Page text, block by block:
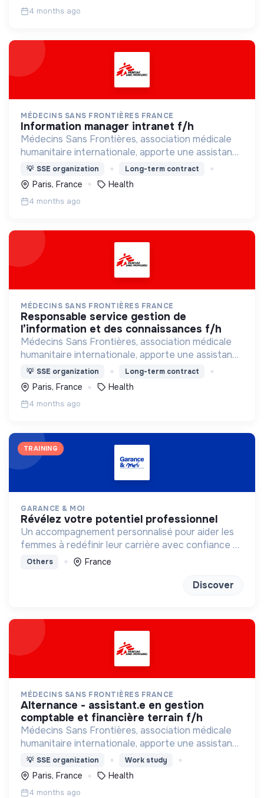
4 months ago
MÉDECINS SANS FRONTIÈRES FRANCE
information manager intranet f/h
Médecins Sans Frontières, association médicale
humanitaire internationale, apporte une assistance
médicale à des populations dont la vie est
menacée.
💡 SSE organization Long-term contract
Paris, France Health
4 months ago
MÉDECINS SANS FRONTIÈRES FRANCE
responsable service gestion de
l’information et des connaissances f/h
Médecins Sans Frontières, association médicale
humanitaire internationale, apporte une assistance
médicale à des populations dont la vie est
menacée.
💡 SSE organization Long-term contract
Paris, France Health
4 months ago
TRAINING
GARANCE & MOI
révélez votre potentiel professionnel
Un accompagnement personnalisé pour aider les
femmes à redéfinir leur carrière avec confiance et
clarté
Others France
Discover
MÉDECINS SANS FRONTIÈRES FRANCE
alternance - assistant.e en gestion
comptable et financière terrain f/h
Médecins Sans Frontières, association médicale
humanitaire internationale, apporte une assistance
médicale à des populations dont la vie est
menacée.
💡 SSE organization Work study
Paris, France Health
4 months ago